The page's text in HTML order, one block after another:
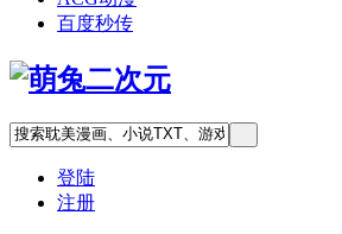
百度秒传
登陆
注册